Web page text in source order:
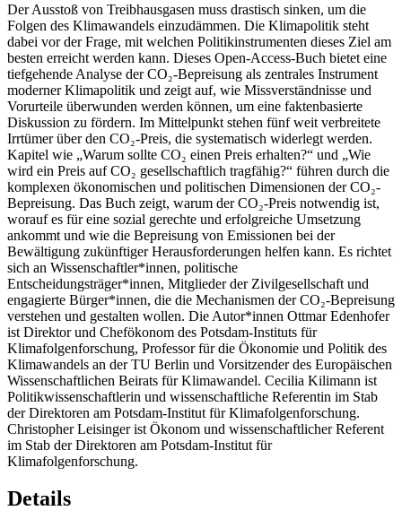
Der Ausstoß von Treibhausgasen muss drastisch sinken, um die
Folgen des Klimawandels einzudämmen. Die Klimapolitik steht
dabei vor der Frage, mit welchen Politikinstrumenten dieses Ziel am
besten erreicht werden kann. Dieses Open-Access-Buch bietet eine
tiefgehende Analyse der CO₂-Bepreisung als zentrales Instrument
moderner Klimapolitik und zeigt auf, wie Missverständnisse und
Vorurteile überwunden werden können, um eine faktenbasierte
Diskussion zu fördern. Im Mittelpunkt stehen fünf weit verbreitete
Irrtümer über den CO₂-Preis, die systematisch widerlegt werden.
Kapitel wie „Warum sollte CO₂ einen Preis erhalten?“ und „Wie
wird ein Preis auf CO₂ gesellschaftlich tragfähig?“ führen durch die
komplexen ökonomischen und politischen Dimensionen der CO₂-
Bepreisung. Das Buch zeigt, warum der CO₂-Preis notwendig ist,
worauf es für eine sozial gerechte und erfolgreiche Umsetzung
ankommt und wie die Bepreisung von Emissionen bei der
Bewältigung zukünftiger Herausforderungen helfen kann. Es richtet
sich an Wissenschaftler*innen, politische
Entscheidungsträger*innen, Mitglieder der Zivilgesellschaft und
engagierte Bürger*innen, die die Mechanismen der CO₂-Bepreisung
verstehen und gestalten wollen. Die Autor*innen Ottmar Edenhofer
ist Direktor und Chefökonom des Potsdam-Instituts für
Klimafolgenforschung, Professor für die Ökonomie und Politik des
Klimawandels an der TU Berlin und Vorsitzender des Europäischen
Wissenschaftlichen Beirats für Klimawandel. Cecilia Kilimann ist
Politikwissenschaftlerin und wissenschaftliche Referentin im Stab
der Direktoren am Potsdam-Institut für Klimafolgenforschung.
Christopher Leisinger ist Ökonom und wissenschaftlicher Referent
im Stab der Direktoren am Potsdam-Institut für
Klimafolgenforschung.
Details